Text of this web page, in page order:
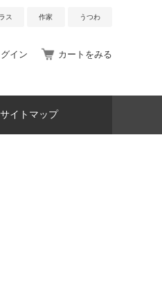
ス 作家 うつわ
イン カートをみる
サイトマップ